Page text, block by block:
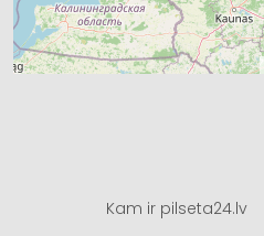
Kam ir pilseta24.lv